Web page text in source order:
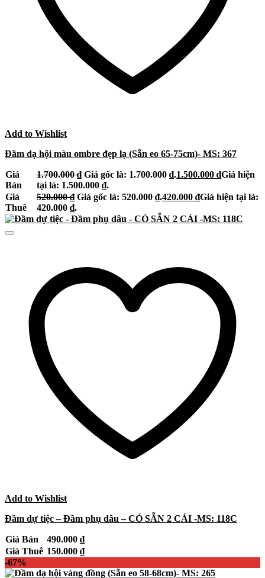
Add to Wishlist
Đầm dạ hội màu ombre đẹp lạ (Sẵn eo 65-75cm)- MS: 367
Giá
Bán
1.700.000₫ Giá gốc là: 1.700.000 ₫.1.500.000 ₫Giá hiện
tại là: 1.500.000 ₫.
Giá
Thuê
520.000₫ Giá gốc là: 520.000 ₫.420.000 ₫Giá hiện tại là:
420.000 ₫.
Add to Wishlist
Đầm dự tiệc – Đầm phụ dâu – CÓ SẴN 2 CÁI -MS: 118C
Giá Bán 490.000 ₫
Giá Thuê 150.000 ₫
-67%